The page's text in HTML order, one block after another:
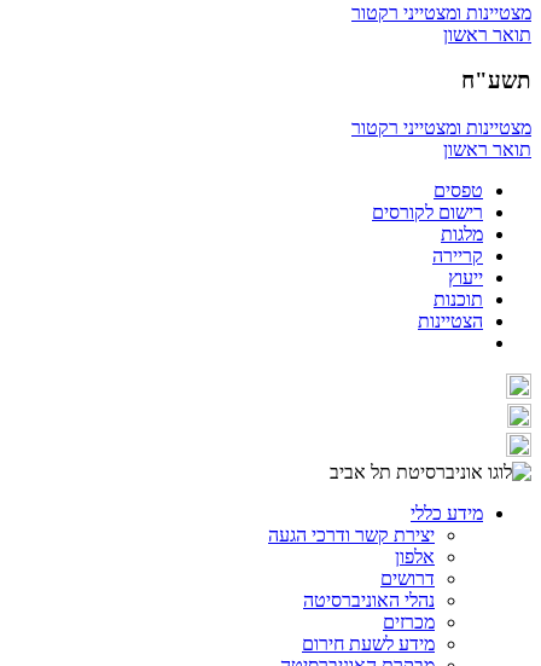
מצטיינות ומצטייני רקטור
תואר ראשון
תשע"ח
מצטיינות ומצטייני רקטור
תואר ראשון
טפסים
רישום לקורסים
מלגות
קריירה
ייעוץ
תוכנות
הצטיינות
מידע כללי
יצירת קשר ודרכי הגעה
אלפון
דרושים
נהלי האוניברסיטה
מכרזים
מידע לשעת חירום